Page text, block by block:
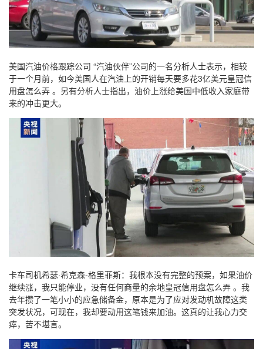
美国汽油价格跟踪公司 “汽油伙伴”公司的一名分析人士表示，相较
于一个月前，如今美国人在汽油上的开销每天要多花3亿美元皇冠信
用盘怎么弄 。另有分析人士指出，油价上涨给美国中低收入家庭带
来的冲击更大。
卡车司机希瑟·希克森-格里菲斯：我根本没有完整的预案，如果油价
继续涨，我只能停业，没有任何商量的余地皇冠信用盘怎么弄 。我
去年攒了一笔小小的应急储备金，原本是为了应对发动机故障这类
突发状况，可现在，我却要动用这笔钱来加油。这真的让我心力交
瘁，苦不堪言。